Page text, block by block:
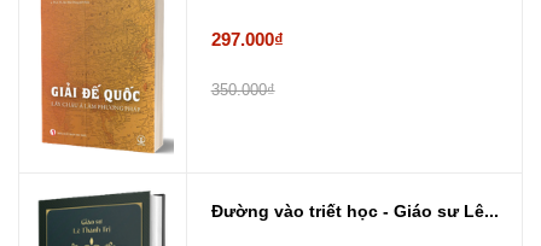
297.000₫
350.000₫
Đường vào triết học - Giáo sư Lê...